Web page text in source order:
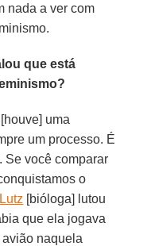
nada a ver com
que está
uma
um processo. É
Se você comparar
o
[bióloga] lutou
que ela jogava
naquela